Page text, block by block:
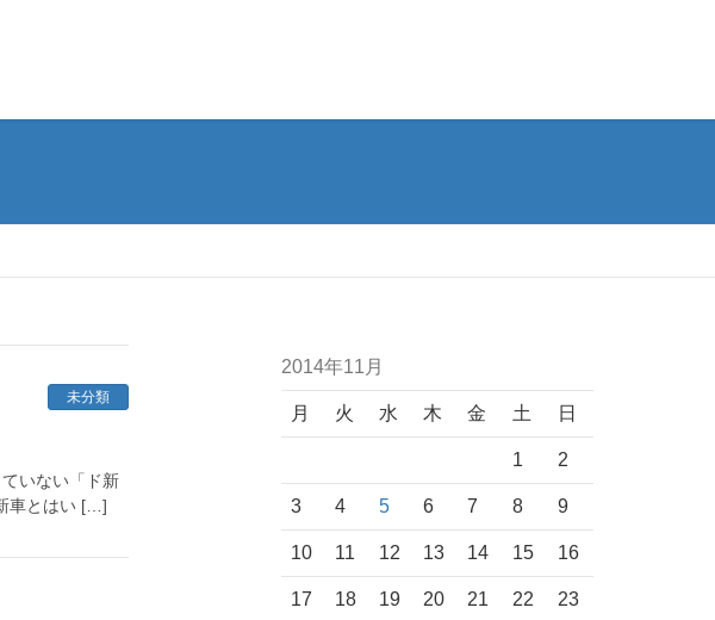
未分類
いない「ド新
車とはい […]
2014年11月
月 火 水 木 金 土 日
1 2
3 4 5 6 7 8 9
10 11 12 13 14 15 16
17 18 19 20 21 22 23